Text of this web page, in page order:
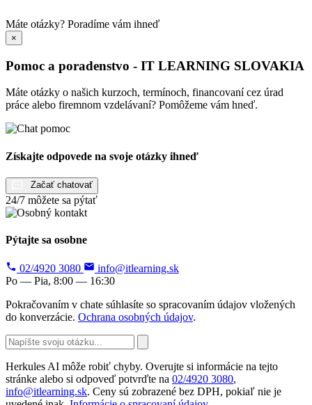
Máte otázky? Poradíme vám ihneď
×
Pomoc a poradenstvo - IT LEARNING SLOVAKIA
Máte otázky o našich kurzoch, termínoch, financovaní cez úrad
práce alebo firemnom vzdelávaní? Pomôžeme vám hneď.
Získajte odpovede na svoje otázky ihneď
Začať chatovať
24/7 môžete sa pýtať
Pýtajte sa osobne
02/4920 3080
info@itlearning.sk
Po — Pia, 8:00 — 16:30
Pokračovaním v chate súhlasíte so spracovaním údajov vložených
do konverzácie. Ochrana osobných údajov.
Herkules AI môže robiť chyby. Overujte si informácie na tejto
stránke alebo si odpoveď potvrďte na 02/4920 3080,
info@itlearning.sk. Ceny sú zobrazené bez DPH, pokiaľ nie je